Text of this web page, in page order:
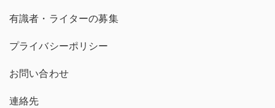
有識者・ライターの募集
プライバシーポリシー
お問い合わせ
連絡先